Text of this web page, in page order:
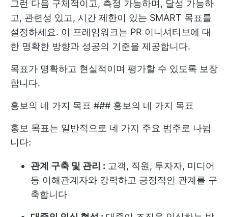
그런 다음 구체적이고, 측정 가능하며, 달성 가능하
고, 관련성 있고, 시간 제한이 있는 SMART 목표를
설정하세요. 이 프레임워크는 PR 이니셔티브에 대
한 명확한 방향과 성공의 기준을 제공합니다.
목표가 명확하고 현실적이며 평가할 수 있도록 보장
합니다.
홍보의 네 가지 목표 ### 홍보의 네 가지 목표
홍보 목표는 일반적으로 네 가지 주요 범주로 나뉩
니다:
관계 구축 및 관리 : 고객, 직원, 투자자, 미디어
등 이해관계자와 강력하고 긍정적인 관계를 구
축합니다